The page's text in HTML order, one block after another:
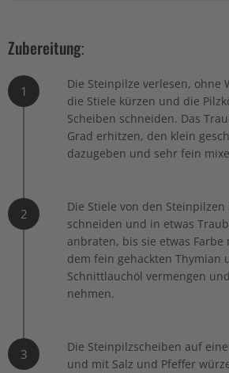
Zubereitung:
1
Die Steinpilze verlesen, ohne
die Stiele kürzen und die
Scheiben schneiden. Das
Grad erhitzen, den klein
dazugeben und sehr fein
2
Die Stiele von den
schneiden und in etwas
anbraten, bis sie etwas Farbe
dem fein gehackten Thymian
Schnittlauchöl vermengen
nehmen.
3
Die Steinpilzscheiben auf
und mit Salz und Pfeffer